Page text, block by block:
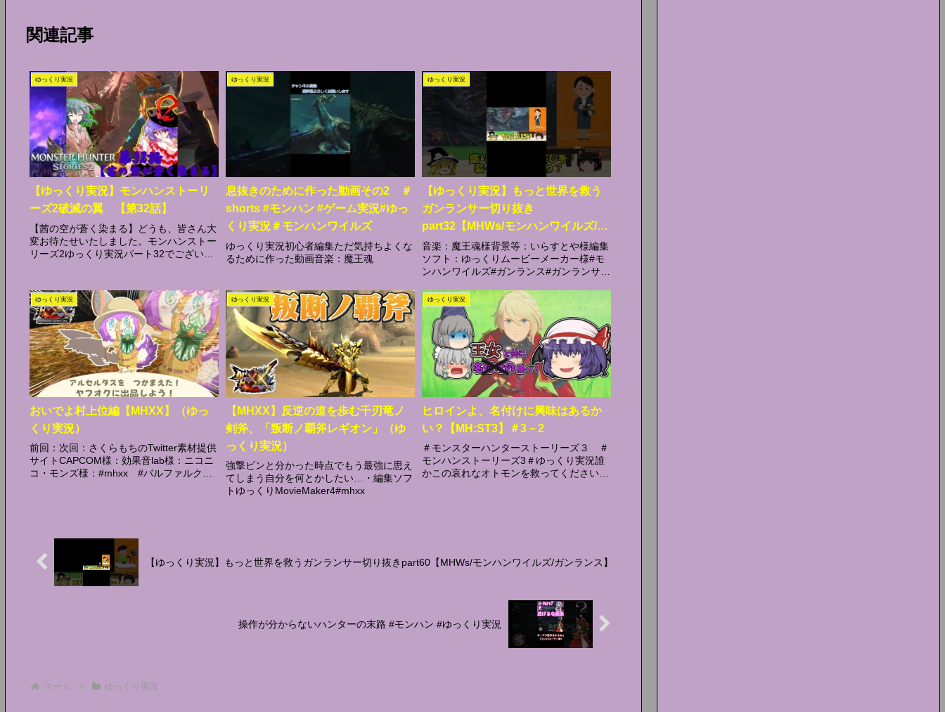
関連記事
ゆっくり実況
【ゆっくり実況】モンハンストーリ
ーズ2破滅の翼 【第32話】
【茜の空が蒼く染まる】どうも、皆さん大
変お待たせいたしました。モンハンストー
リーズ2ゆっくり実況パート32でございま
戦に用いられてしまった霊夢達、ライダー
戦をなん...
ゆっくり実況
息抜きのために作った動画その2 ＃
shorts #モンハン #ゲーム実況#ゆっ
くり実況＃モンハンワイルズ
ゆっくり実況初心者編集ただ気持ちよくな
るために作った動画音楽：魔王魂
ゆっくり実況
【ゆっくり実況】もっと世界を救う
ガンランサー切り抜き
part32【MHWs/モンハンワイルズ/ガ
ンランス】
音楽：魔王魂様背景等：いらすとや様編集
ソフト：ゆっくりムービーメーカー様#モ
ンハンワイルズ#ガンランス#ガンランサー
ゆっくり実況
おいでよ村上位編【MHXX】（ゆっ
くり実況）
前回：次回：さくらもちのTwitter素材提供
サイトCAPCOM様：効果音lab様：ニコニ
コ・モンズ様：#mhxx #バルファルク #
ゆっくり実況
【MHXX】反逆の道を歩む千刃竜ノ
剣斧、「叛断ノ覇斧レギオン」（ゆ
っくり実況）
強撃ビンと分かった時点でもう最強に思え
てしまう自分を何とかしたい…・編集ソフ
トゆっくりMovieMaker4#mhxx
ゆっくり実況
ヒロインよ、名付けに興味はあるか
い？【MH:ST3】＃3－2
＃モンスターハンターストーリーズ３ ＃
モンハンストーリーズ3＃ゆっくり実況誰
かこの哀れなオトモンを救ってください明
【ゆっくり実況】もっと世界を救うガンランサー切り抜きpart60【MHWs/モンハンワイルズ/ガンランス】
操作が分からないハンターの末路 #モンハン #ゆっくり実況
ホーム ゆっくり実況